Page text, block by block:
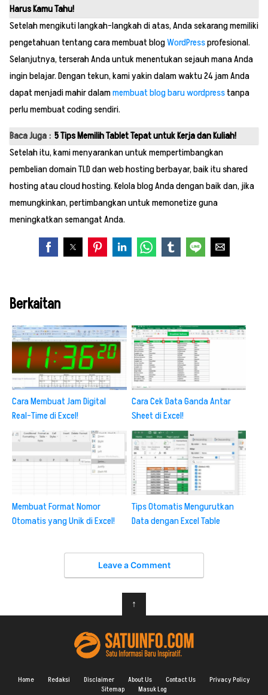
Harus Kamu Tahu!
Setelah mengikuti langkah-langkah di atas, Anda sekarang memiliki
pengetahuan tentang cara membuat blogWordPressprofesional.
Selanjutnya, terserah Anda untuk menentukan sejauh mana Anda
ingin belajar. Dengan tekun, kami yakin dalam waktu 24 jam Anda
dapat menjadi mahir dalammembuat blog baru wordpresstanpa
perlu membuat coding sendiri.
Baca Juga : 5 Tips Memilih Tablet Tepat untuk Kerja dan Kuliah!
Setelah itu, kami menyarankan untuk mempertimbangkan
pembelian domain TLD dan web hosting berbayar, baik itu shared
hosting atau cloud hosting. Kelola blog Anda dengan baik dan, jika
memungkinkan, pertimbangkan untuk memonetize guna
meningkatkan semangat Anda.
Berkaitan
Cara Membuat Jam Digital
Real-Time di Excel!
Cara Cek Data Ganda Antar
Sheet di Excel!
Membuat Format Nomor
Otomatis yang Unik di Excel!
Tips Otomatis Mengurutkan
Data dengan Excel Table
Leave a Comment
↑
Home Redaksi Disclaimer About Us Contact Us
Privacy Policy
Sitemap
Masuk Log